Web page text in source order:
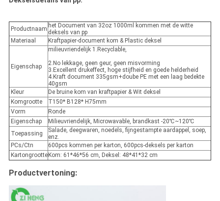
Productnaam het Document van 32oz 1000ml kommen met de witte
deksels van pp
Materiaal
Kraftpapier-document kom & Plastic deksel
Eigenschap
milieuvriendelijk 1.Recyclable,
2.No lekkage, geen geur, geen misvorming
3.Excellent drukeffect, hoge stijfheid en goede helderheid
4.Kraft document 335gsm+doube PE met een laag bedekte
40gsm
Kleur
De bruine kom van kraftpapier & Wit deksel
Komgrootte
T150* B128* H75mm
Vorm
Ronde
Eigenschap
Milieuvriendelijk, Microwavable, brandkast -20℃~120℃
Toepassing
Salade, deegwaren, noedels, fijngestampte aardappel, soep,
enz.
PCs/Ctn
600pcs kommen per karton, 600pcs-deksels per karton
Kartongrootte Kom: 61*46*56 cm, Deksel: 48*41*32 cm
Productvertoning: